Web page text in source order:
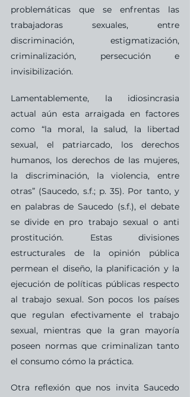
problemáticas que se enfrentas las
trabajadoras sexuales, entre
discriminación, estigmatización,
criminalización, persecución e
invisibilización.
Lamentablemente, la idiosincrasia
actual aún esta arraigada en factores
como “la moral, la salud, la libertad
sexual, el patriarcado, los derechos
humanos, los derechos de las mujeres,
la discriminación, la violencia, entre
otras” (Saucedo, s.f.; p. 35). Por tanto, y
en palabras de Saucedo (s.f.), el debate
se divide en pro trabajo sexual o anti
prostitución. Estas divisiones
estructurales de la opinión pública
permean el diseño, la planificación y la
ejecución de políticas públicas respecto
al trabajo sexual. Son pocos los países
que regulan efectivamente el trabajo
sexual, mientras que la gran mayoría
poseen normas que criminalizan tanto
el consumo cómo la práctica.
Otra reflexión que nos invita Saucedo